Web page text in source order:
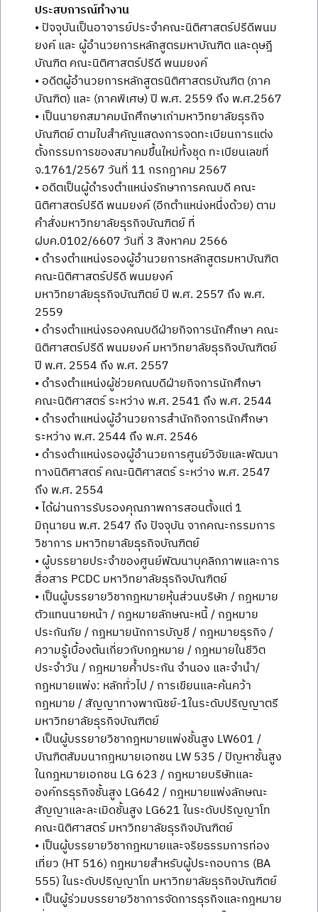
ประสบการณ์ทำงาน
• ปัจจุบันเป็นอาจารย์ประจำคณะนิติศาสตร์ปรีดีพนม
ยงค์ และ ผู้อำนวยการหลักสูตรมหาบัณฑิต และดุษฎี
บัณฑิต คณะนิติศาสตร์ปรีดี พนมยงค์
• อดีตผู้อำนวยการหลักสูตรนิติศาสตรบัณฑิต (ภาค
บัณฑิต) และ (ภาคพิเศษ) ปี พ.ศ. 2559 ถึง พ.ศ.2567
• เป็นนายกสมาคมนักศึกษาเก่ามหาวิทยาลัยธุรกิจ
บัณฑิตย์ ตามใบสำคัญแสดงการจดทะเบียนการแต่ง
ตั้งกรรมการของสมาคมขึ้นใหม่ทั้งชุด ทะเบียนเลขที่
จ.1761/2567 วันที่ 11 กรกฎาคม 2567
• อดีตเป็นผู้ดำรงตำแหน่งรักษาการคณบดี คณะ
นิติศาสตร์ปรีดี พนมยงค์ (อีกตำแหน่งหนึ่งด้วย) ตาม
คำสั่งมหาวิทยาลัยธุรกิจบัณฑิตย์ ที่
ฝบค.0102/6607 วันที่ 3 สิงหาคม 2566
• ดำรงตำแหน่งรองผู้อำนวยการหลักสูตรมหาบัณฑิต
คณะนิติศาสตร์ปรีดี พนมยงค์
มหาวิทยาลัยธุรกิจบัณฑิตย์ ปี พ.ศ. 2557 ถึง พ.ศ.
2559
• ดำรงตำแหน่งรองคณบดีฝ่ายกิจการนักศึกษา คณะ
นิติศาสตร์ปรีดี พนมยงค์ มหาวิทยาลัยธุรกิจบัณฑิตย์
ปี พ.ศ. 2554 ถึง พ.ศ. 2557
• ดำรงตำแหน่งผู้ช่วยคณบดีฝ่ายกิจการนักศึกษา
คณะนิติศาสตร์ ระหว่าง พ.ศ. 2541 ถึง พ.ศ. 2544
• ดำรงตำแหน่งผู้อำนวยการสำนักกิจการนักศึกษา
ระหว่าง พ.ศ. 2544 ถึง พ.ศ. 2546
• ดำรงตำแหน่งรองผู้อำนวยการศูนย์วิจัยและพัฒนา
ทางนิติศาสตร์ คณะนิติศาสตร์ ระหว่าง พ.ศ. 2547
ถึง พ.ศ. 2554
• ได้ผ่านการรับรองคุณภาพการสอนตั้งแต่ 1
มิถุนายน พ.ศ. 2547 ถึง ปัจจุบัน จากคณะกรรมการ
วิชาการ มหาวิทยาลัยธุรกิจบัณฑิตย์
• ผู้บรรยายประจำของศูนย์พัฒนาบุคลิกภาพและการ
สื่อสาร PCDC มหาวิทยาลัยธุรกิจบัณฑิตย์
• เป็นผู้บรรยายวิชากฎหมายหุ้นส่วนบริษัท / กฎหมาย
ตัวแทนนายหน้า / กฎหมายลักษณะหนี้ / กฎหมาย
ประกันภัย / กฎหมายนักการบัญชี / กฎหมายธุรกิจ /
ความรู้เบื้องต้นเกี่ยวกับกฎหมาย / กฎหมายในชีวิต
ประจำวัน / กฎหมายค้ำประกัน จำนอง และจำนำ/
กฎหมายแพ่ง: หลักทั่วไป / การเขียนและค้นคว้า
กฎหมาย / สัญญาทางพาณิชย์-1ในระดับปริญญาตรี
มหาวิทยาลัยธุรกิจบัณฑิตย์
• เป็นผู้บรรยายวิชากฎหมายแพ่งชั้นสูง LW601 /
บัณฑิตสัมมนากฎหมายเอกชน LW 535 / ปัญหาชั้นสูง
ในกฎหมายเอกชน LG 623 / กฎหมายบริษัทและ
องค์กรธุรกิจชั้นสูง LG642 / กฎหมายแพ่งลักษณะ
สัญญาและละเมิดชั้นสูง LG621 ในระดับปริญญาโท
คณะนิติศาสตร์ มหาวิทยาลัยธุรกิจบัณฑิตย์
• เป็นผู้บรรยายวิชากฎหมายและจริยธรรมการท่อง
เที่ยว (HT 516) กฎหมายสำหรับผู้ประกอบการ (BA
555) ในระดับปริญญาโท มหาวิทยาลัยธุรกิจบัณฑิตย์
• เป็นผู้ร่วมบรรยายวิชาการจัดการธุรกิจและกฎหมาย